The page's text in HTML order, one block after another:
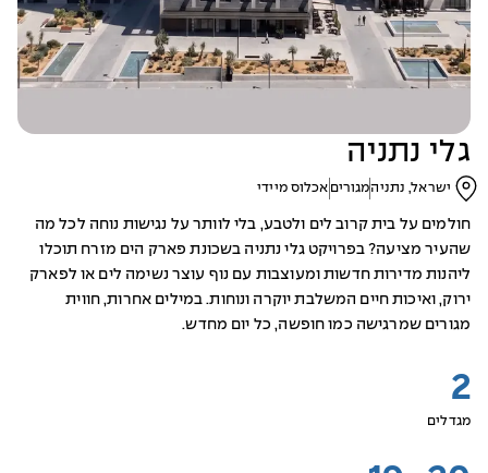
גלי נתניה
ישראל, נתניהמגורים אכלוס מיידי
חולמים על בית קרוב לים ולטבע, בלי לוותר על נגישות נוחה לכל מה
שהעיר מציעה? בפרויקט גלי נתניה בשכונת פארק הים מזרח תוכלו
ליהנות מדירות חדשות ומעוצבות עם נוף עוצר נשימה לים או לפארק
ירוק, ואיכות חיים המשלבת יוקרה ונוחות. במילים אחרות, חווית
מגורים שמרגישה כמו חופשה, כל יום מחדש.
2
מגדלים